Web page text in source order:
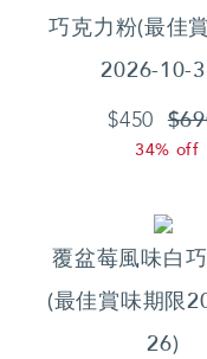
巧克力粉(最佳
2026-10-
$450
34% off
覆盆莓風味白
(最佳賞味期限
26)